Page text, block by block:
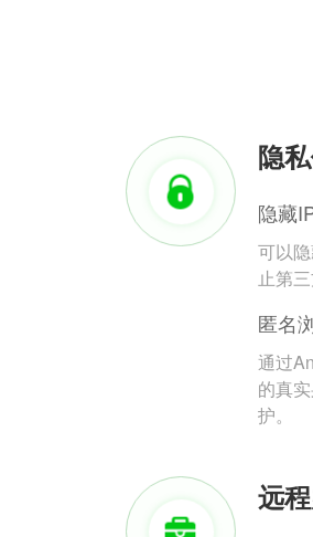
隐
隐藏
可以
止第
匿名
通过
的真
护。
远